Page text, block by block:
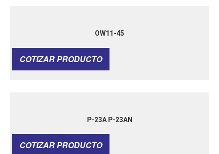
OW11-45
COTIZAR PRODUCTO
P-23A P-23AN
COTIZAR PRODUCTO